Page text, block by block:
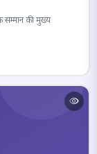
सम्मान की मुख्य